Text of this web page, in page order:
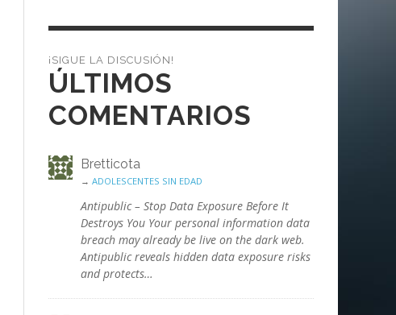
¡SIGUE LA DISCUSIÓN!
ÚLTIMOS
COMENTARIOS
Bretticota
→ ADOLESCENTES SIN EDAD
Antipublic – Stop Data Exposure Before It
Destroys You Your personal information data
breach may already be live on the dark web.
Antipublic reveals hidden data exposure risks
and protects…